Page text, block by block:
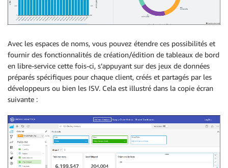
Avec les espaces de noms, vous pouvez étendre ces possibilités et
fournir des fonctionnalités de création/édition de tableaux de bord
en libre-service cette fois-ci, s’appuyant sur des jeux de données
préparés spécifiques pour chaque client, créés et partagés par les
développeurs ou bien les ISV. Cela est illustré dans la copie écran
suivante :